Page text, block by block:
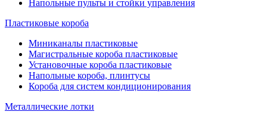
Напольные пульты и стойки управления
Пластиковые короба
Миниканалы пластиковые
Магистральные короба пластиковые
Установочные короба пластиковые
Напольные короба, плинтусы
Короба для систем кондиционирования
Металлические лотки